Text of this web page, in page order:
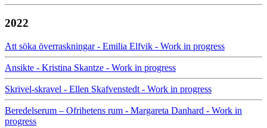
2022
Att söka överraskningar - Emilia Elfvik - Work in progress
Ansikte - Kristina Skantze - Work in progress
Skrivel-skravel - Ellen Skafvenstedt - Work in progress
Beredelserum – Ofrihetens rum - Margareta Danhard - Work in
progress